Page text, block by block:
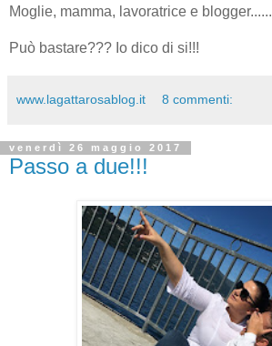
Moglie, mamma, lavoratrice e blogger......
Può bastare??? Io dico di si!!!
www.lagattarosablog.it 8 commenti:
venerdì 26 maggio 2017
Passo a due!!!